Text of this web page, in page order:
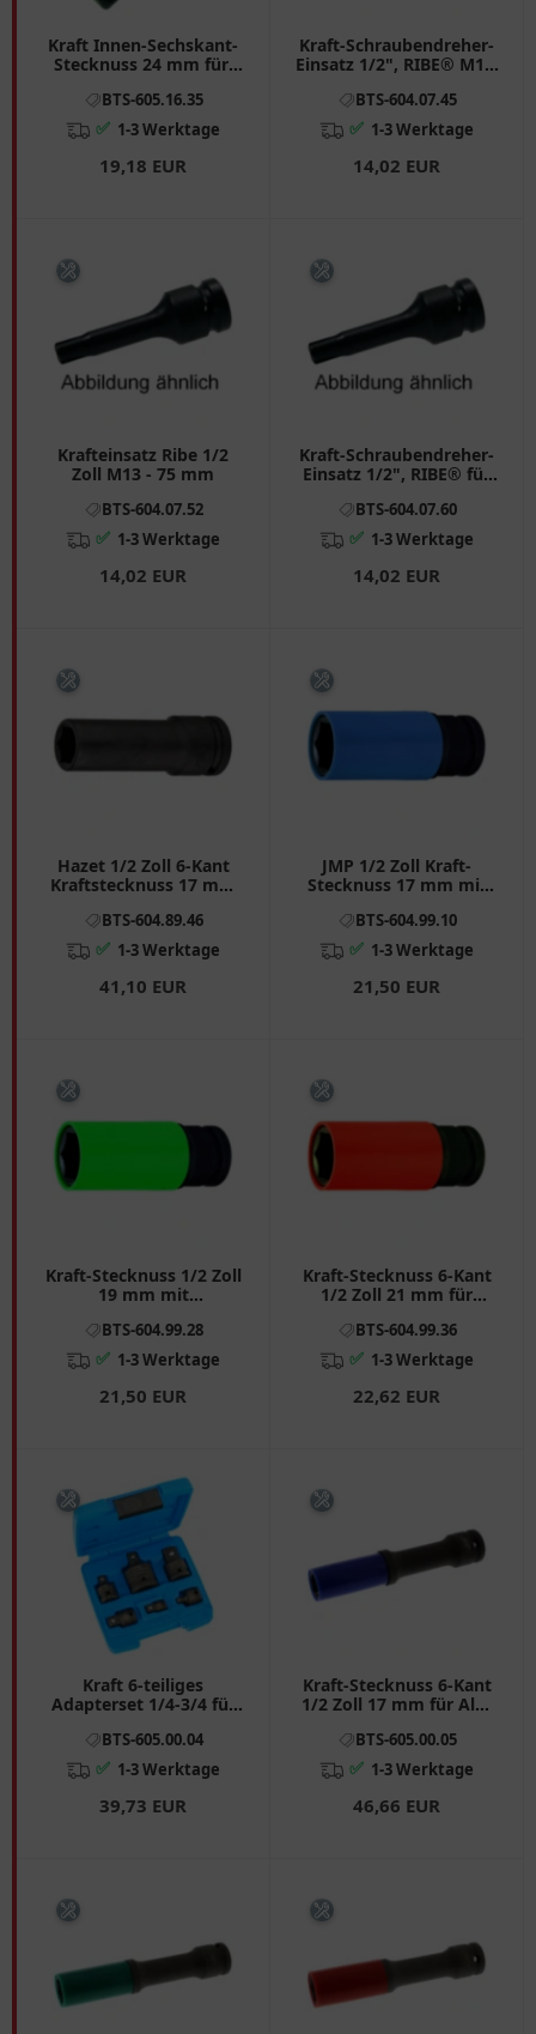
Kraft Innen-Sechskant-
Stecknuss 24 mm für:
BTS-605.16.35
✅ 1-3 Werktage
19,18 EUR
Kraft-Schraubendreher-
Einsatz 1/2", RIBE® M12,
BTS-604.07.45
✅ 1-3 Werktage
14,02 EUR
Krafteinsatz Ribe 1/2
Zoll M13 - 75 mm
BTS-604.07.52
✅ 1-3 Werktage
14,02 EUR
Kraft-Schraubendreher-
Einsatz 1/2", RIBE® für
BTS-604.07.60
✅ 1-3 Werktage
14,02 EUR
Hazet 1/2 Zoll 6-Kant
Kraftstecknuss 17 mm
BTS-604.89.46
✅ 1-3 Werktage
41,10 EUR
JMP 1/2 Zoll Kraft-
Stecknuss 17 mm mit
Felgen
BTS-604.99.10
✅ 1-3 Werktage
21,50 EUR
Kraft-Stecknuss 1/2 Zoll
19 mm mit
BTS-604.99.28
✅ 1-3 Werktage
21,50 EUR
Kraft-Stecknuss 6-Kant
1/2 Zoll 21 mm für
BTS-604.99.36
✅ 1-3 Werktage
22,62 EUR
Kraft 6-teiliges
Adapterset 1/4-3/4 für
BTS-605.00.04
✅ 1-3 Werktage
39,73 EUR
Kraft-Stecknuss 6-Kant
1/2 Zoll 17 mm für Alu-
BTS-605.00.05
✅ 1-3 Werktage
46,66 EUR